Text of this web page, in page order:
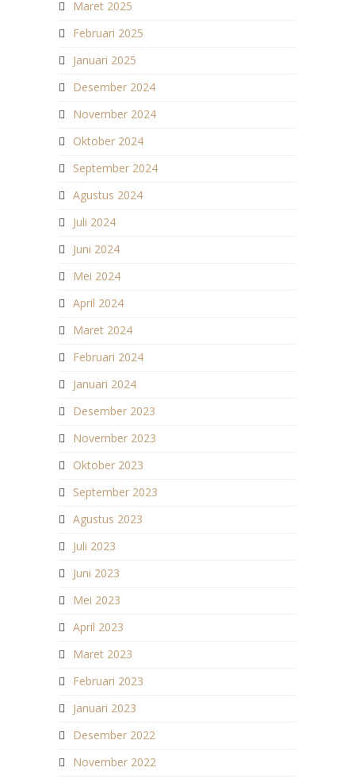
Maret 2025
Februari 2025
Januari 2025
Desember 2024
November 2024
Oktober 2024
September 2024
Agustus 2024
Juli 2024
Juni 2024
Mei 2024
April 2024
Maret 2024
Februari 2024
Januari 2024
Desember 2023
November 2023
Oktober 2023
September 2023
Agustus 2023
Juli 2023
Juni 2023
Mei 2023
April 2023
Maret 2023
Februari 2023
Januari 2023
Desember 2022
November 2022